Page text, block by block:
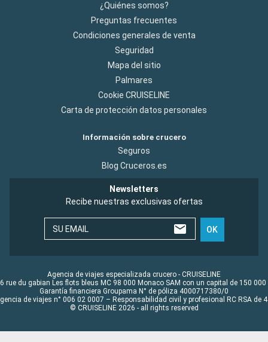
¿Quiénes somos?
Preguntas frecuentes
Condiciones generales de venta
Seguridad
Mapa del sitio
Palmares
Cookie CRUISELINE
Carta de protección datos personales
Información sobre crucero
Seguros
Blog Cruceros.es
Newsletters
Recibe nuestras exclusivas ofertas
SU EMAIL OK
Agencia de viajes especializada crucero - CRUISELINE
rue du gabian Les flots bleus MC 98 000 Monaco SAM con un capital de 150 000
Garantía financiera Groupama N° de póliza 4000717380/0
de viajes n° 006 02 0007 – Responsabilidad civil y profesional RC RSA de
© CRUISELINE 2026 - all rights reserved